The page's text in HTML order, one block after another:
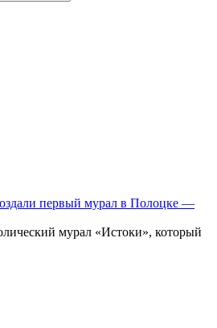
первый мурал в Полоцке —
мурал «Истоки», который